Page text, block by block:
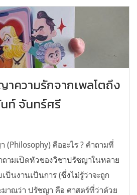
าความรักจากเพลโตถึง
ท์ จันทร์ศรี
(Philosophy) คืออะไร ? คำถามที่
ามเปิดหัวของวิชาปรัชญาในหลาย
นงานเป็นการ (ซึ่งไม่รู้ว่าจะถูก
าณว่า ปรัชญา คือ ศาสตร์ที่ว่าด้วย